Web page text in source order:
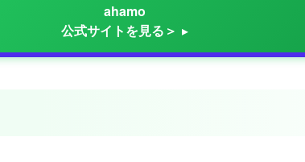
ahamo
公式サイトを見る＞